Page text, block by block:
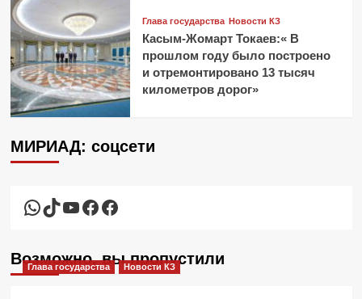
Глава государства Новости КЗ
Касым-Жомарт Токаев:« В
прошлом году было построено
и отремонтировано 13 тысяч
километров дорог»
МИРИАД: соцсети
WhatsApp
TikTok
YouTube
Facebook
Facebook
Возможно, вы пропустили
Глава государства Новости КЗ